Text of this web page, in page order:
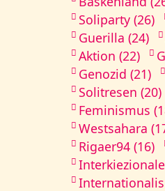
Soliparty (26)
Guerilla (24)
Aktion (22)
Genozid (21)
Solitresen (20)
Feminismus
Westsahara
Rigaer94 (16)